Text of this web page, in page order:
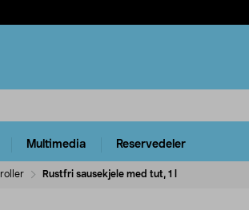
Multimedia Reservedeler
Rustfri sausekjele med tut, 1 l